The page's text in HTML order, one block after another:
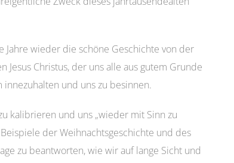
Jahre wieder die schöne Geschichte von der
Jesus Christus, der uns alle aus gutem Grunde
und uns zu besinnen.
kalibrieren und uns „wieder mit Sinn zu
der Weihnachtsgeschichte und des
zu beantworten, wie wir auf lange Sicht und